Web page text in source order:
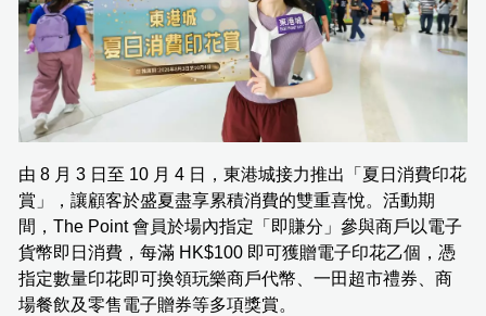
由 8 月 3 日至 10 月 4 日，東港城接力推出「夏日消費印花
賞」，讓顧客於盛夏盡享累積消費的雙重喜悅。活動期
間，The Point 會員於場內指定「即賺分」參與商戶以電子
貨幣即日消費，每滿 HK$100 即可獲贈電子印花乙個，憑
指定數量印花即可換領玩樂商戶代幣、一田超市禮券、商
場餐飲及零售電子贈券等多項獎賞。